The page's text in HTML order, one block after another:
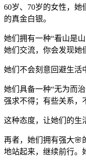
60岁、70岁的女性，
的真金白银。
她们拥有一种“看山是
她们交流，你会发现她
她们不会刻意回避生活
她们具备一种“无为而
强求不得；有些关系，
这种态度，让她们的生
再者，她们拥有强大🌸
地站起来，继续前行。